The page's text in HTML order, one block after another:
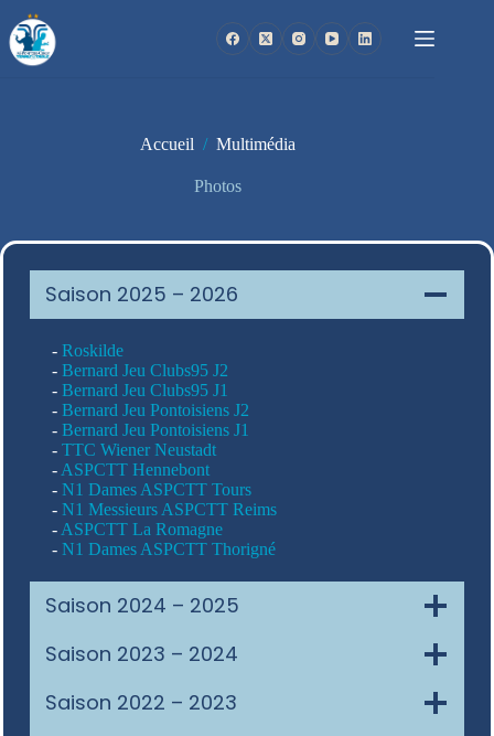
au
contenu
Accueil / Multimédia
Photos
Saison 2025 – 2026
- Roskilde
- Bernard Jeu Clubs95 J2
- Bernard Jeu Clubs95 J1
- Bernard Jeu Pontoisiens J2
- Bernard Jeu Pontoisiens J1
- TTC Wiener Neustadt
- ASPCTT Hennebont
- N1 Dames ASPCTT Tours
- N1 Messieurs ASPCTT Reims
- ASPCTT La Romagne
- N1 Dames ASPCTT Thorigné
Saison 2024 – 2025
Saison 2023 – 2024
Saison 2022 – 2023